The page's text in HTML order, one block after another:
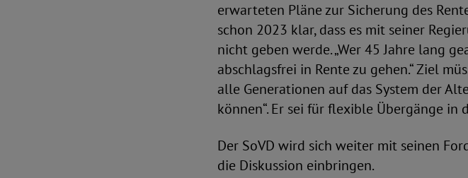
erwarteten Pläne zur Sicherung des
schon 2023 klar, dass es mit seiner
nicht geben werde. „Wer 45 Jahre lang
abschlagsfrei in Rente zu gehen.“ Ziel
alle Generationen auf das System der
können“. Er sei für flexible Übergänge in
Der SoVD wird sich weiter mit seinen
die Diskussion einbringen.